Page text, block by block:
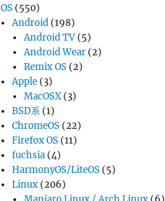
OS (550)
Android (198)
Android TV(5)
Android Wear(2)
Remix OS(2)
Apple (3)
MacOSX(3)
BSD系 (1)
ChromeOS (22)
Firefox OS (11)
fuchsia (4)
HarmonyOS/LiteOS (5)
Linux (206)